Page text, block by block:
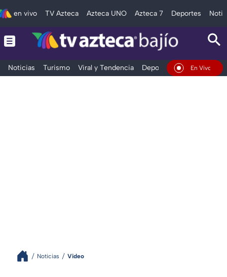
en vivo TV Azteca Azteca UNO Azteca 7 Deportes
Noticias Turismo Viral y Tendencia Deportes Espectáculos
En Vivo
Noticias Video